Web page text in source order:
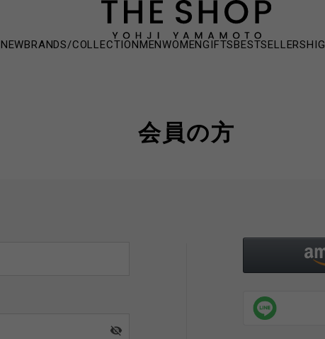
NEWBRANDS/COLLECTIONMENWOMENGIFTSBESTSELLERS
会員の方
visibility_off